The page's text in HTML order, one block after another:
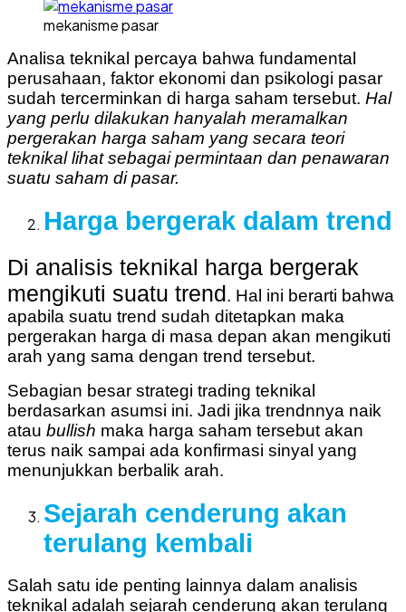
mekanisme pasar
Analisa teknikal percaya bahwa fundamental
perusahaan, faktor ekonomi dan psikologi pasar
sudah tercerminkan di harga saham tersebut. Hal
yang perlu dilakukan hanyalah meramalkan
pergerakan harga saham yang secara teori
teknikal lihat sebagai permintaan dan penawaran
suatu saham di pasar.
Harga bergerak dalam trend
Di analisis teknikal harga bergerak
mengikuti suatu trend. Hal ini berarti bahwa
apabila suatu trend sudah ditetapkan maka
pergerakan harga di masa depan akan mengikuti
arah yang sama dengan trend tersebut.
Sebagian besar strategi trading teknikal
berdasarkan asumsi ini. Jadi jika trendnnya naik
atau bullish maka harga saham tersebut akan
terus naik sampai ada konfirmasi sinyal yang
menunjukkan berbalik arah.
Sejarah cenderung akan
terulang kembali
Salah satu ide penting lainnya dalam analisis
teknikal adalah sejarah cenderung akan terulang